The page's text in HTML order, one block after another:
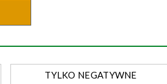
TYLKO NEGATYWNE